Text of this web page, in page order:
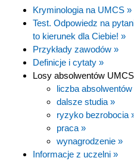
Kryminologia na UMCS »
Test. Odpowiedz na
to kierunek dla Ciebie! »
Przykłady zawodów »
Definicje i cytaty »
Losy absolwentów
liczba absolwentów
dalsze studia »
ryzyko bezrobocia
praca »
wynagrodzenie »
Informacje z uczelni »